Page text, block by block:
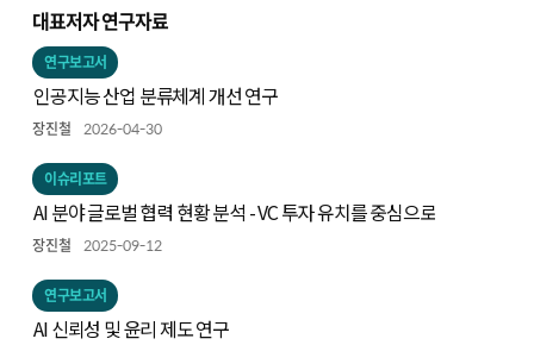
대표저자 연구자료
연구보고서
인공지능 산업 분류체계 개선 연구
장진철 2026-04-30
이슈리포트
AI 분야 글로벌 협력 현황 분석 - VC 투자 유치를 중심으로
장진철 2025-09-12
연구보고서
AI 신뢰성 및 윤리 제도 연구